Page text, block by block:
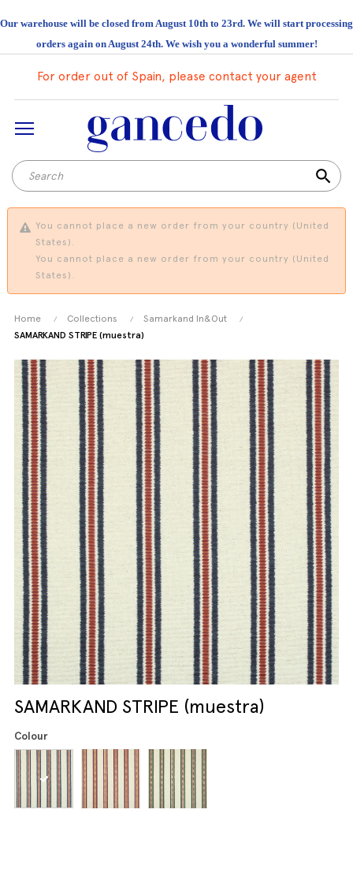
Our warehouse will be closed from August 10th to 23rd. We will start processing
orders again on August 24th. We wish you a wonderful summer!
For order out of Spain, please contact your agent
search
You cannot place a new order from your country (United
States).
You cannot place a new order from your country (United
States).
Home Collections
Samarkand In&Out
SAMARKAND STRIPE (muestra)
SAMARKAND STRIPE (muestra)
Colour